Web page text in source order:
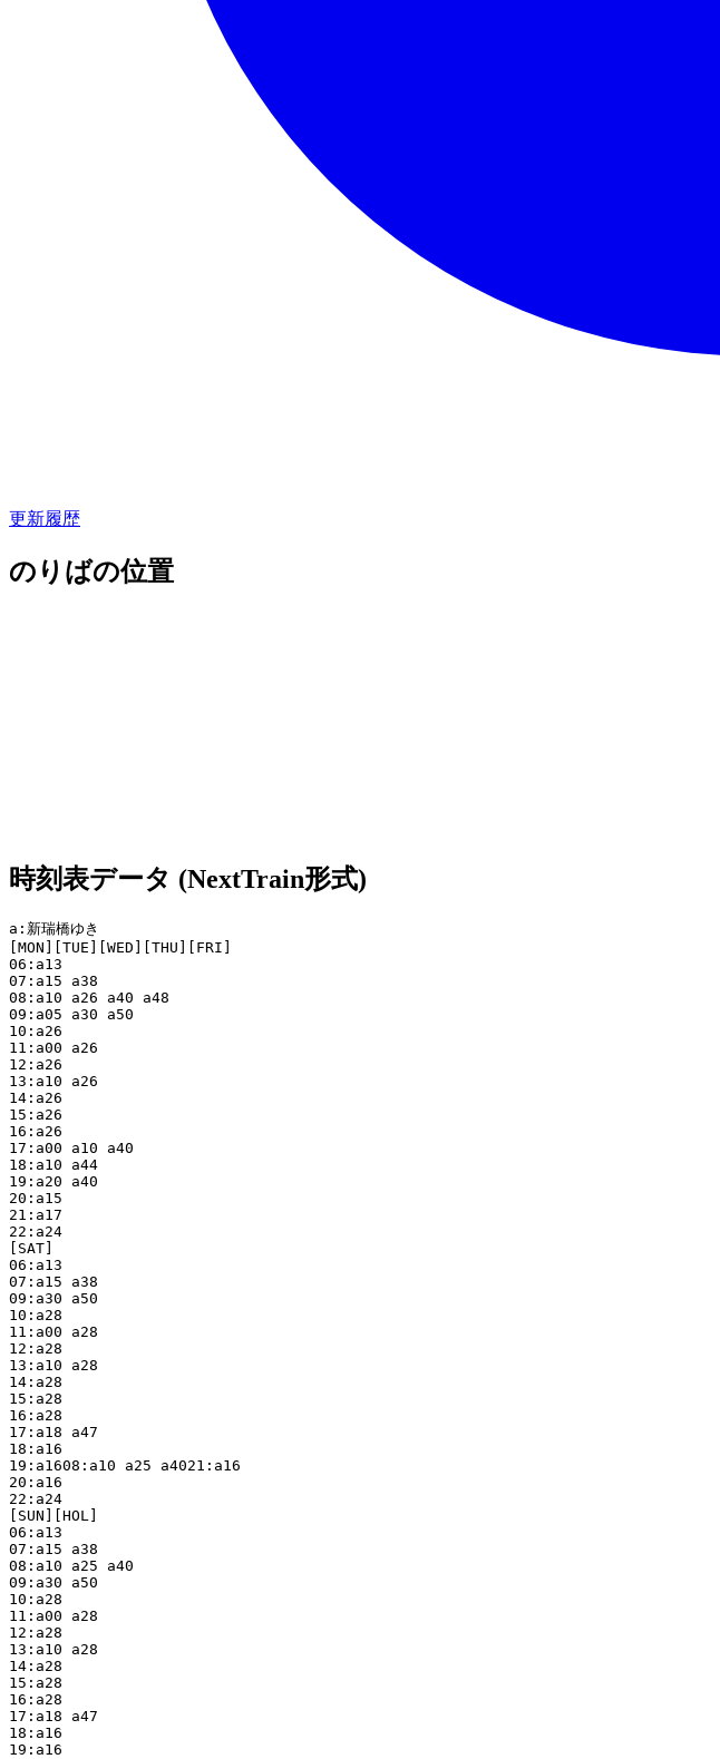
更新履歴
のりばの位置
時刻表データ (NextTrain形式)
a:新瑞橋ゆき
[MON][TUE][WED][THU][FRI]
06:a13
07:a15 a38
08:a10 a26 a40 a48
09:a05 a30 a50
10:a26
11:a00 a26
12:a26
13:a10 a26
14:a26
15:a26
16:a26
17:a00 a10 a40
18:a10 a44
19:a20 a40
20:a15
21:a17
22:a24
[SAT]
06:a13
07:a15 a38
09:a30 a50
10:a28
11:a00 a28
12:a28
13:a10 a28
14:a28
15:a28
16:a28
17:a18 a47
18:a16
19:a1608:a10 a25 a4021:a16
20:a16
22:a24
[SUN][HOL]
06:a13
07:a15 a38
08:a10 a25 a40
09:a30 a50
10:a28
11:a00 a28
12:a28
13:a10 a28
14:a28
15:a28
16:a28
17:a18 a47
18:a16
19:a16